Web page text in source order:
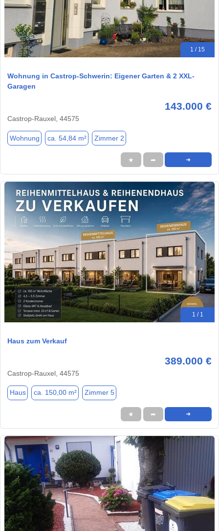
1 / 15
Wohnung in Castrop-Schwerin: Eigener Garten & 2 XXL-
Garagen
143.000 €
Castrop-Rauxel, 44575
Wohnung ca. 54,84 m² Zimmer 2
★ ➦ ➜
1 / 1
Haus zum Verkauf
389.000 €
Castrop-Rauxel, 44575
Haus ca. 150,00 m² Zimmer 5
★ ➦ ➜